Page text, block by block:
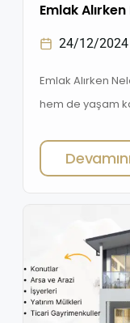
Emlak
24/12/2024
Emlak Alırken
hem de yaşam
göz önünde